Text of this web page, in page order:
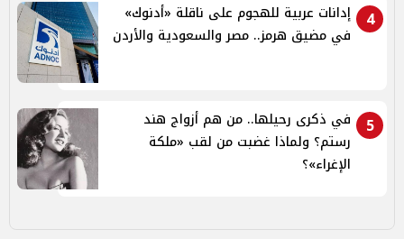
4
إدانات عربية للهجوم على ناقلة «أدنوك»
في مضيق هرمز.. مصر والسعودية والأردن
5
في ذكرى رحيلها.. من هم أزواج هند
رستم؟ ولماذا غضبت من لقب «ملكة
الإغراء»؟